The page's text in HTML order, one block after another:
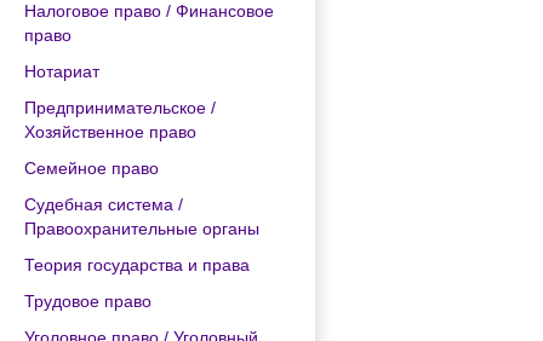
Налоговое право / Финансовое
право
Нотариат
Предпринимательское /
Хозяйственное право
Семейное право
Судебная система /
Правоохранительные органы
Теория государства и права
Трудовое право